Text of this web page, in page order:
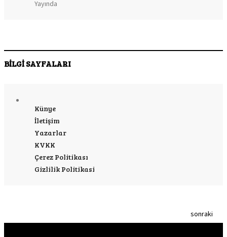
BİLGİ SAYFALARI
Künye
İletişim
Yazarlar
KVKK
Çerez Politikası
Gizlilik Politikasi
sonraki